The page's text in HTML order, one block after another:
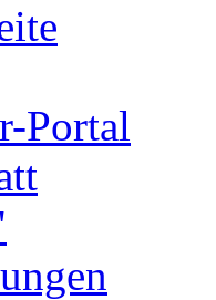
Portal